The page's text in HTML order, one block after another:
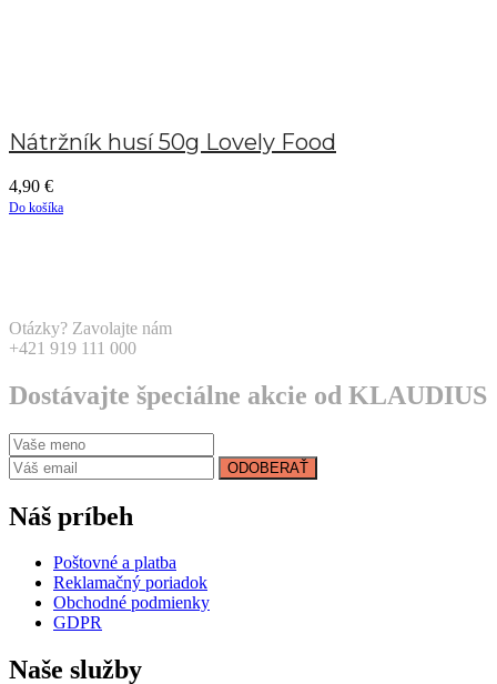
Nátržník husí 50g Lovely Food
4,90 €
Do košíka
Otázky? Zavolajte nám
+421 919 111 000
Dostávajte špeciálne akcie od KLAUDIUS
ODOBERAŤ
Náš príbeh
Poštovné a platba
Reklamačný poriadok
Obchodné podmienky
GDPR
Naše služby